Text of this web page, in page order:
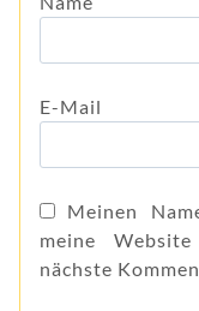
Meinen
meine
nächste